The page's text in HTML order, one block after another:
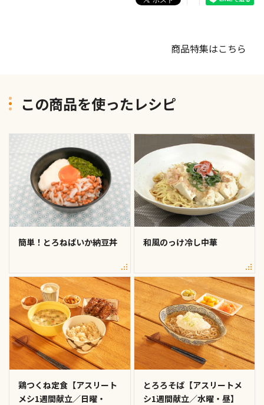
商品特集はこちら
この商品を使ったレシピ
簡単！とろねばいか納豆丼 和風のっけ冷し中華
鶏つくね定食【アスリート
メシ1週間献立／日曜・
とろろそば【アスリートメ
シ1週間献立／水曜・昼】